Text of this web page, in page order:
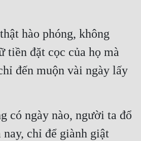
hào phóng, không
tiền đặt cọc của họ mà
đến muộn vài ngày lấy
có ngày nào, người ta đổ
chỉ để giành giật